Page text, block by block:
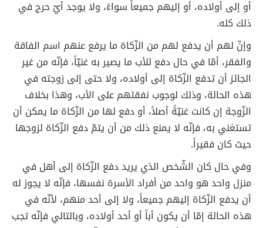
أو إلى أولاده، أو إليهم جميعاً سواءً، ولا يوجد أيّ حرج في
ذلك كله.
وإنّ لهم أن يدفع لهم من الزّكاة ما يرفع عنهم اسم الفاقة
والفقر، أمّا في حال دفع للأب ما يصير به غنيّاً، فإنّه من غير
الجائز أن تدفع الزّكاة إلى أولاده، ولا حتى إلى زوجته في
هذه الحالة، وذلك لوجوب نفقتهم على الأب، وهذا بخلاف
الزّوجة إن كانت غنيّةً أصلاً، أو دفع لها من الزّكاة ما يمكن أن
تستغني به، فإنّه لا يمنع ذلك من أن يتمّ دفع الزّكاة لزوجها
حيث كان فقيراً.
وفي حال كان الشّخص الذي يريد دفع الزّكاة إلى أهل في
منزل واحد هو واحد من أفراد الأسرة نفسها، فإنّه لا يجوز له
أن يدفع الزّكاة إليهم جميعاً، ولا إلى أحد منهم، لأنّه في
هذه الحالة إمّا أن يكون أباً أو أحد أولاده، وبالتالي فإنّه تجب